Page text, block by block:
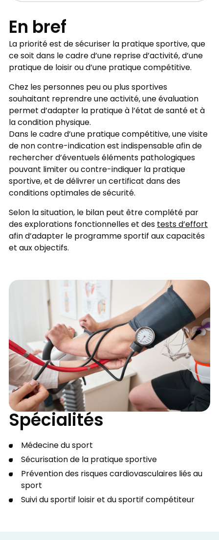
En bref
La priorité est de sécuriser la pratique sportive, que
ce soit dans le cadre d’une reprise d’activité, d’une
pratique de loisir ou d’une pratique compétitive.
Chez les personnes peu ou plus sportives
souhaitant reprendre une activité, une évaluation
permet d’adapter la pratique à l’état de santé et à
la condition physique.
Dans le cadre d’une pratique compétitive, une visite
de non contre-indication est indispensable afin de
rechercher d’éventuels éléments pathologiques
pouvant limiter ou contre-indiquer la pratique
sportive, et de délivrer un certificat dans des
conditions optimales de sécurité.
Selon la situation, le bilan peut être complété par
des explorations fonctionnelles et destests d’effort
afin d’adapter le programme sportif aux capacités
et aux objectifs.
Spécialités
Médecine du sport
Sécurisation de la pratique sportive
Prévention des risques cardiovasculaires liés au
sport
Suivi du sportif loisir et du sportif compétiteur